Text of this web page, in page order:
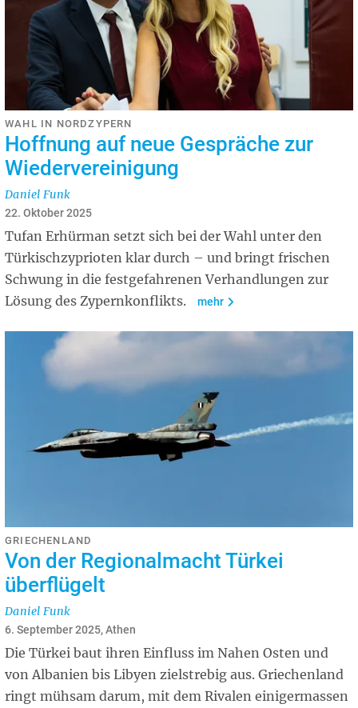
WAHL IN NORDZYPERN
Hoffnung auf neue Gespräche zur
Wiedervereinigung
Daniel Funk
22. Oktober 2025
Tufan Erhürman setzt sich bei der Wahl unter den
Türkischzyprioten klar durch – und bringt frischen
Schwung in die festgefahrenen Verhandlungen zur
Lösung des Zypernkonflikts.
mehr
GRIECHENLAND
Von der Regionalmacht Türkei
überflügelt
Daniel Funk
6. September 2025, Athen
Die Türkei baut ihren Einfluss im Nahen Osten und
von Albanien bis Libyen zielstrebig aus. Griechenland
ringt mühsam darum, mit dem Rivalen einigermassen